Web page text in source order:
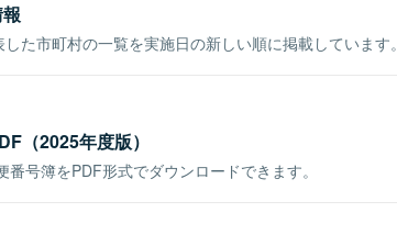
た市町村の一覧を実施日の新しい順に掲載しています。
（2025年度版）
番号簿をPDF形式でダウンロードできます。